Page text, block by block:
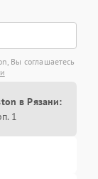
Вы соглашаетесь
в Рязани:
1